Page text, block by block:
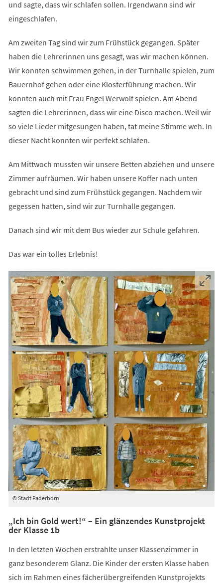
und sagte, dass wir schlafen sollen. Irgendwann sind wir
eingeschlafen.
Am zweiten Tag sind wir zum Frühstück gegangen. Später
haben die Lehrerinnen uns gesagt, was wir machen können.
Wir konnten schwimmen gehen, in der Turnhalle spielen, zum
Bauernhof gehen oder eine Klosterführung machen. Wir
konnten auch mit Frau Engel Werwolf spielen. Am Abend
sagten die Lehrerinnen, dass wir eine Disco machen. Weil wir
so viele Lieder mitgesungen haben, tat meine Stimme weh. In
dieser Nacht konnten wir perfekt schlafen.
Am Mittwoch mussten wir unsere Betten abziehen und unsere
Zimmer aufräumen. Wir haben unsere Koffer nach unten
gebracht und sind zum Frühstück gegangen. Nachdem wir
gegessen hatten, sind wir zur Turnhalle gegangen.
Danach sind wir mit dem Bus wieder zur Schule gefahren.
Das war ein tolles Erlebnis!
© Stadt Paderborn
„Ich bin Gold wert!“ – Ein glänzendes Kunstprojekt
der Klasse 1b
In den letzten Wochen erstrahlte unser Klassenzimmer in
ganz besonderem Glanz. Die Kinder der ersten Klasse haben
sich im Rahmen eines fächerübergreifenden Kunstprojekts